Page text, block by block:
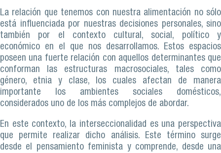
La relación que tenemos con nuestra alimentación no sólo
está influenciada por nuestras decisiones personales, sino
también por el contexto cultural, social, político y
económico en el que nos desarrollamos. Estos espacios
poseen una fuerte relación con aquellos determinantes que
conforman las estructuras macrosociales, tales como
género, etnia y clase, los cuales afectan de manera
importante los ambientes sociales domésticos,
considerados uno de los más complejos de abordar.
En este contexto, la interseccionalidad es una perspectiva
que permite realizar dicho análisis. Este término surge
desde el pensamiento feminista y comprende, desde una